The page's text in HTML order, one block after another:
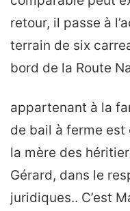
retour, il passe à
terrain de six
bord de la Route
appartenant à la
de bail à ferme
la mère des
Gérard, dans le
juridiques.. C’est